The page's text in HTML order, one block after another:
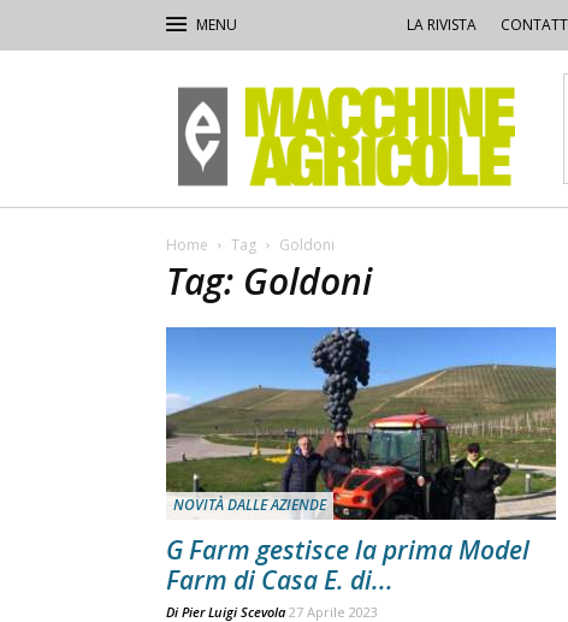
LA RIVISTA
Macchine
Agricole
Home Tag Goldoni
Tag: Goldoni
NOVITÀ DALLE AZIENDE
G Farm gestisce la prima Model
Farm di Casa E. di...
Di Pier Luigi Scevola 27 Aprile 2023